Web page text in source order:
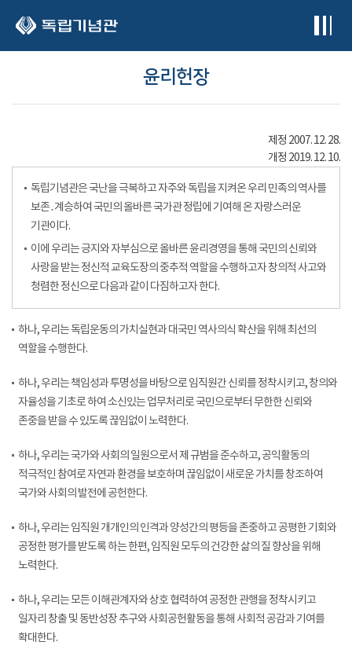
윤리헌장
제정 2007. 12. 28.
개정 2019. 12. 10.
독립기념관은 국난을 극복하고 자주와 독립을 지켜온 우리 민족의 역사를
보존․계승하여 국민의 올바른 국가관 정립에 기여해 온 자랑스러운
기관이다.
이에 우리는 긍지와 자부심으로 올바른 윤리경영을 통해 국민의 신뢰와
사랑을 받는 정신적 교육도장의 중추적 역할을 수행하고자 창의적 사고와
청렴한 정신으로 다음과 같이 다짐하고자 한다.
하나, 우리는 독립운동의 가치실현과 대국민 역사의식 확산을 위해 최선의
역할을 수행한다.
하나, 우리는 책임성과 투명성을 바탕으로 임직원간 신뢰를 정착시키고, 창의와
자율성을 기초로 하여 소신있는 업무처리로 국민으로부터 무한한 신뢰와
존중을 받을 수 있도록 끊임없이 노력한다.
하나, 우리는 국가와 사회의 일원으로서 제 규범을 준수하고, 공익활동의
적극적인 참여로 자연과 환경을 보호하며 끊임없이 새로운 가치를 창조하여
국가와 사회의 발전에 공헌한다.
하나, 우리는 임직원 개개인의 인격과 양성간의 평등을 존중하고 공평한 기회와
공정한 평가를 받도록 하는 한편, 임직원 모두의 건강한 삶의 질 향상을 위해
노력한다.
하나, 우리는 모든 이해관계자와 상호 협력하여 공정한 관행을 정착시키고
일자리 창출 및 동반성장 추구와 사회공헌활동을 통해 사회적 공감과 기여를
확대한다.